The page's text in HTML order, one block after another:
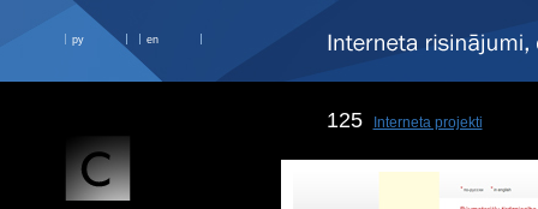
ру en
125 Interneta projekti